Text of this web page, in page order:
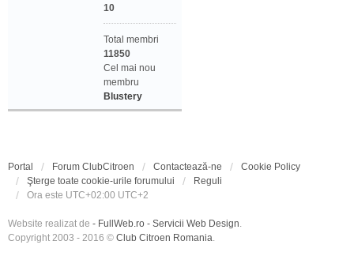
10
Total membri
11850
Cel mai nou
membru
Blustery
Portal Forum ClubCitroen Contactează-ne
Cookie Policy
Şterge toate cookie-urile forumului
Reguli
Ora este UTC+02:00 UTC+2
Website realizat de - FullWeb.ro - Servicii Web Design.
Copyright 2003 - 2016 © Club Citroen Romania.